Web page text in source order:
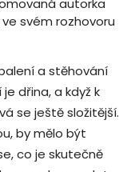
autorka
svém rozhovoru
a stěhování
dřina, a když k
se ještě složitější.
by mělo být
co je skutečně